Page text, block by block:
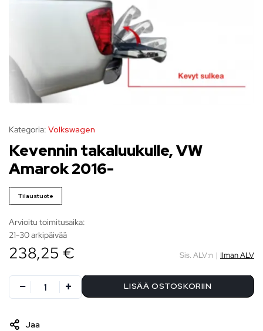
Kategoria: Volkswagen
Kevennin takaluukulle, VW
Amarok 2016-
Tilaustuote
Arvioitu toimitusaika:
21-30 arkipäivää
238,25 € Sis. ALV:n | Ilman ALV
LISÄÄ OSTOSKORIIN
Jaa